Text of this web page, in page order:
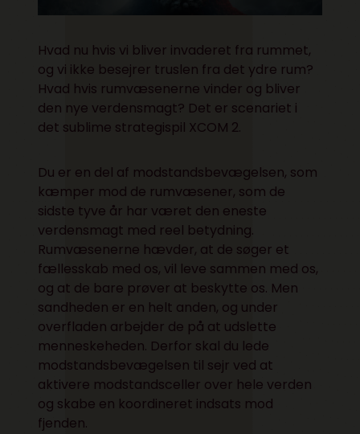
Hvad nu hvis vi bliver invaderet fra rummet,
og vi ikke besejrer truslen fra det ydre rum?
Hvad hvis rumvæsenerne vinder og bliver
den nye verdensmagt? Det er scenariet i
det sublime strategispil XCOM 2.
Du er en del af modstandsbevægelsen, som
kæmper mod de rumvæsener, som de
sidste tyve år har været den eneste
verdensmagt med reel betydning.
Rumvæsenerne hævder, at de søger et
fællesskab med os, vil leve sammen med os,
og at de bare prøver at beskytte os. Men
sandheden er en helt anden, og under
overfladen arbejder de på at udslette
menneskeheden. Derfor skal du lede
modstandsbevægelsen til sejr ved at
aktivere modstandsceller over hele verden
og skabe en koordineret indsats mod
fjenden.